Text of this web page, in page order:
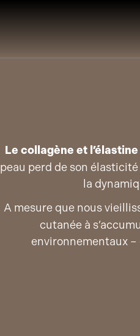
Le collagène et
peau perd de son
la
A mesure que nous
cutanée à
environnementaux